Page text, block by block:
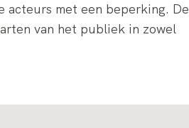
met een beperking. De
van het publiek in zowel